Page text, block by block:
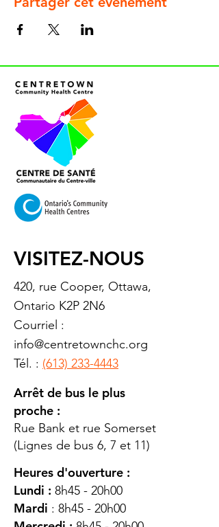
VISITEZ-NOUS
420, rue Cooper, Ottawa,
Ontario K2P 2N6
Courriel :
info@centretownchc.org
Tél. : (613) 233-4443
Arrêt de bus le plus
proche :
Rue Bank et rue Somerset
(Lignes de bus 6, 7 et 11)
Heures d'ouverture :
Lundi : 8h45 - 20h00
Mardi : 8h45 - 20h00